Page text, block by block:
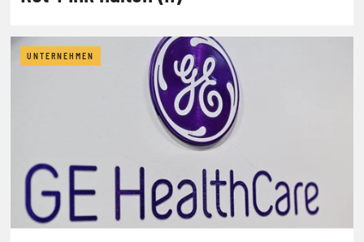
UNTERNEHMEN